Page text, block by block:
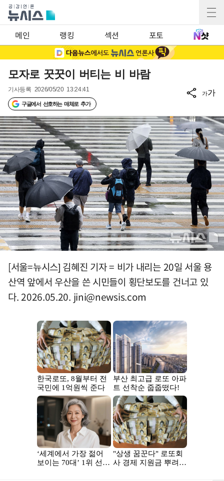
메인 랭킹 섹션 포토
모자로 꿋꿋이 버티는 비 바람
기사등록 2026/05/20 13:24:41
구글에서 선호하는 매체로 추가
가가
[서울=뉴시스] 김혜진 기자 = 비가 내리는 20일 서울 용
산역 앞에서 우산을 쓴 시민들이 횡단보도를 건너고 있
다. 2026.05.20. jini@newsis.com